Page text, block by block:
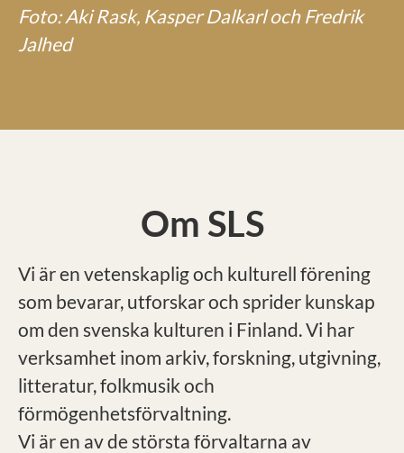
Foto:Aki Rask, Kasper Dalkarl och Fredrik
Jalhed
Om SLS
Vi är en vetenskaplig och kulturell förening
som bevarar, utforskar och sprider kunskap
om den svenska kulturen i Finland. Vi har
verksamhet inom arkiv, forskning, utgivning,
litteratur, folkmusik och
förmögenhetsförvaltning.
Vi är en av de största förvaltarna av